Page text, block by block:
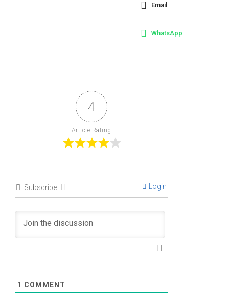
Email
WhatsApp
4
Article Rating
Subscribe Login
1 COMMENT